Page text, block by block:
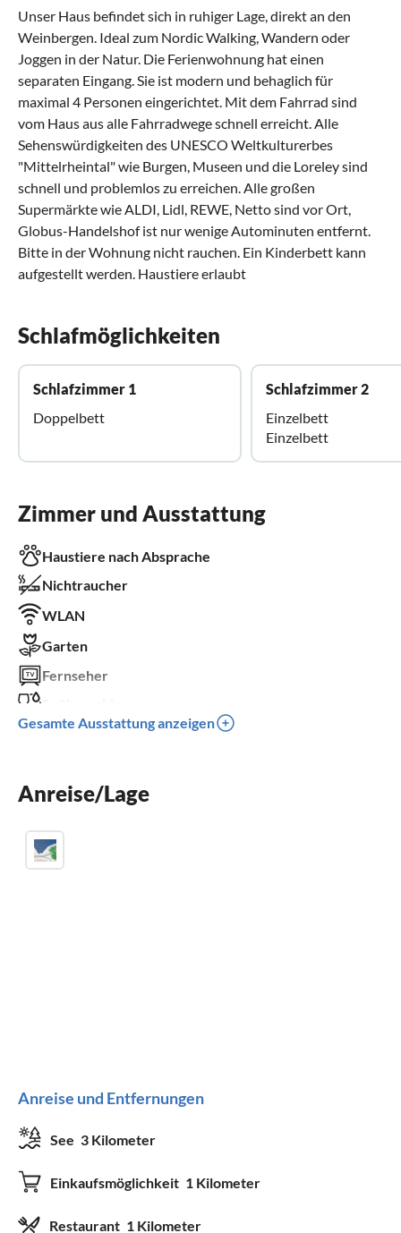
Unser Haus befindet sich in ruhiger Lage, direkt an den
Weinbergen. Ideal zum Nordic Walking, Wandern oder
Joggen in der Natur. Die Ferienwohnung hat einen
separaten Eingang. Sie ist modern und behaglich für
maximal 4 Personen eingerichtet. Mit dem Fahrrad sind
vom Haus aus alle Fahrradwege schnell erreicht. Alle
Sehenswürdigkeiten des UNESCO Weltkulturerbes
"Mittelrheintal" wie Burgen, Museen und die Loreley sind
schnell und problemlos zu erreichen. Alle großen
Supermärkte wie ALDI, Lidl, REWE, Netto sind vor Ort,
Globus-Handelshof ist nur wenige Autominuten entfernt.
Bitte in der Wohnung nicht rauchen. Ein Kinderbett kann
aufgestellt werden. Haustiere erlaubt
Schlafmöglichkeiten
Schlafzimmer 1
Doppelbett
Schlafzimmer 2
Einzelbett
Einzelbett
Zimmer und Ausstattung
Haustiere nach Absprache
Nichtraucher
WLAN
Garten
Fernseher
Balkon
Parkplatz
Gesamte Ausstattung anzeigen
Anreise/Lage
Anreise und Entfernungen
See 3 Kilometer
Einkaufsmöglichkeit 1 Kilometer
Restaurant 1 Kilometer